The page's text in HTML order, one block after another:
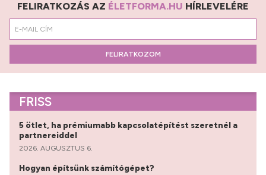
FELIRATKOZÁS AZ ÉLETFORMA.HU HÍRLEVELÉRE
FELIRATKOZOM
FRISS
5 ötlet, ha prémiumabb kapcsolatépítést szeretnél a
partnereiddel
2026. AUGUSZTUS 6.
Hogyan építsünk számítógépet?